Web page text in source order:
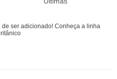
que está grávida do primeiro filho!
de ser adicionado! Conheça a linha